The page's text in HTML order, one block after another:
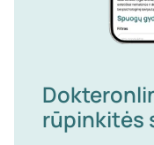
rūpinkitės